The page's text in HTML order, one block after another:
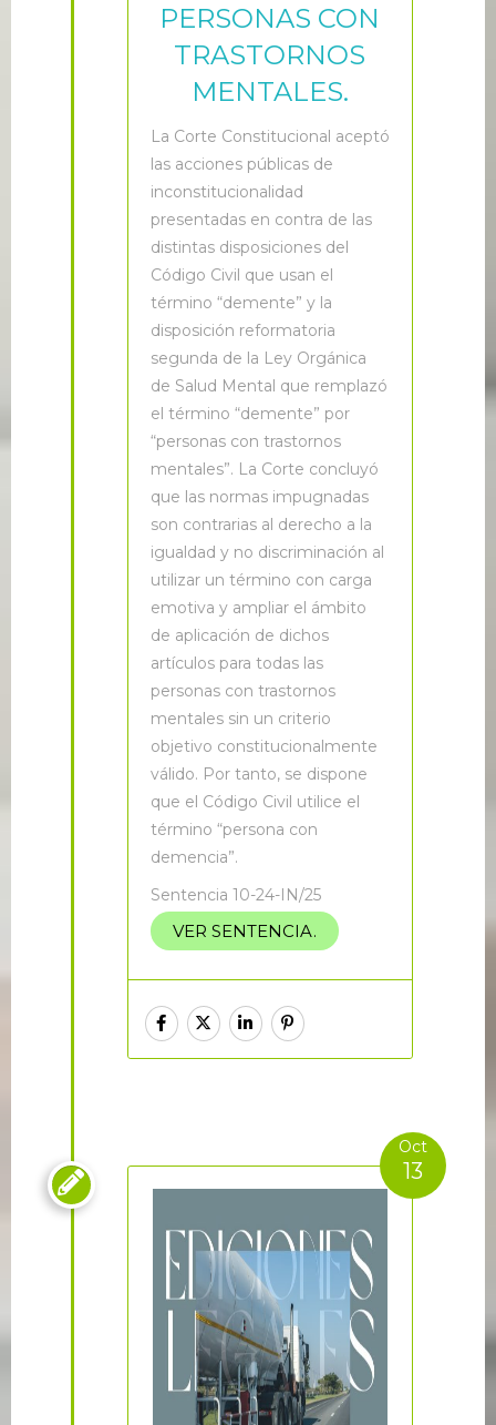
PERSONAS CON
TRASTORNOS
MENTALES.
La Corte Constitucional aceptó
las acciones públicas de
inconstitucionalidad
presentadas en contra de las
distintas disposiciones del
Código Civil que usan el
término “demente” y la
disposición reformatoria
segunda de la Ley Orgánica
de Salud Mental que remplazó
el término “demente” por
“personas con trastornos
mentales”. La Corte concluyó
que las normas impugnadas
son contrarias al derecho a la
igualdad y no discriminación al
utilizar un término con carga
emotiva y ampliar el ámbito
de aplicación de dichos
artículos para todas las
personas con trastornos
mentales sin un criterio
objetivo constitucionalmente
válido. Por tanto, se dispone
que el Código Civil utilice el
término “persona con
demencia”.
Sentencia 10-24-IN/25
VER SENTENCIA.

Oct
13